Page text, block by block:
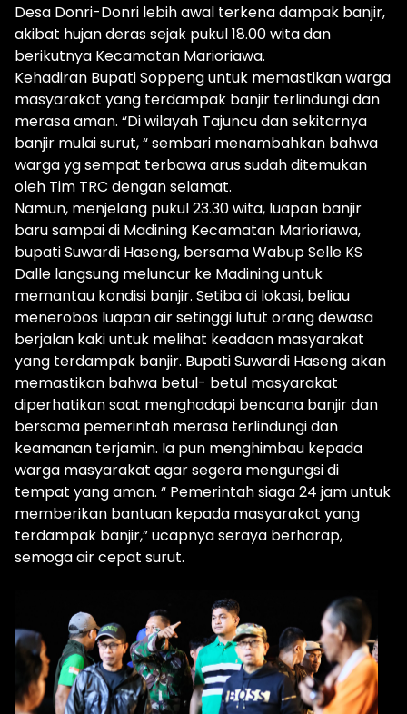
Desa Donri-Donri lebih awal terkena dampak banjir,
akibat hujan deras sejak pukul 18.00 wita dan
berikutnya Kecamatan Marioriawa.
Kehadiran Bupati Soppeng untuk memastikan warga
masyarakat yang terdampak banjir terlindungi dan
merasa aman. “Di wilayah Tajuncu dan sekitarnya
banjir mulai surut, “ sembari menambahkan bahwa
warga yg sempat terbawa arus sudah ditemukan
oleh Tim TRC dengan selamat.
Namun, menjelang pukul 23.30 wita, luapan banjir
baru sampai di Madining Kecamatan Marioriawa,
bupati Suwardi Haseng, bersama Wabup Selle KS
Dalle langsung meluncur ke Madining untuk
memantau kondisi banjir. Setiba di lokasi, beliau
menerobos luapan air setinggi lutut orang dewasa
berjalan kaki untuk melihat keadaan masyarakat
yang terdampak banjir. Bupati Suwardi Haseng akan
memastikan bahwa betul- betul masyarakat
diperhatikan saat menghadapi bencana banjir dan
bersama pemerintah merasa terlindungi dan
keamanan terjamin. Ia pun menghimbau kepada
warga masyarakat agar segera mengungsi di
tempat yang aman. “ Pemerintah siaga 24 jam untuk
memberikan bantuan kepada masyarakat yang
terdampak banjir,” ucapnya seraya berharap,
semoga air cepat surut.